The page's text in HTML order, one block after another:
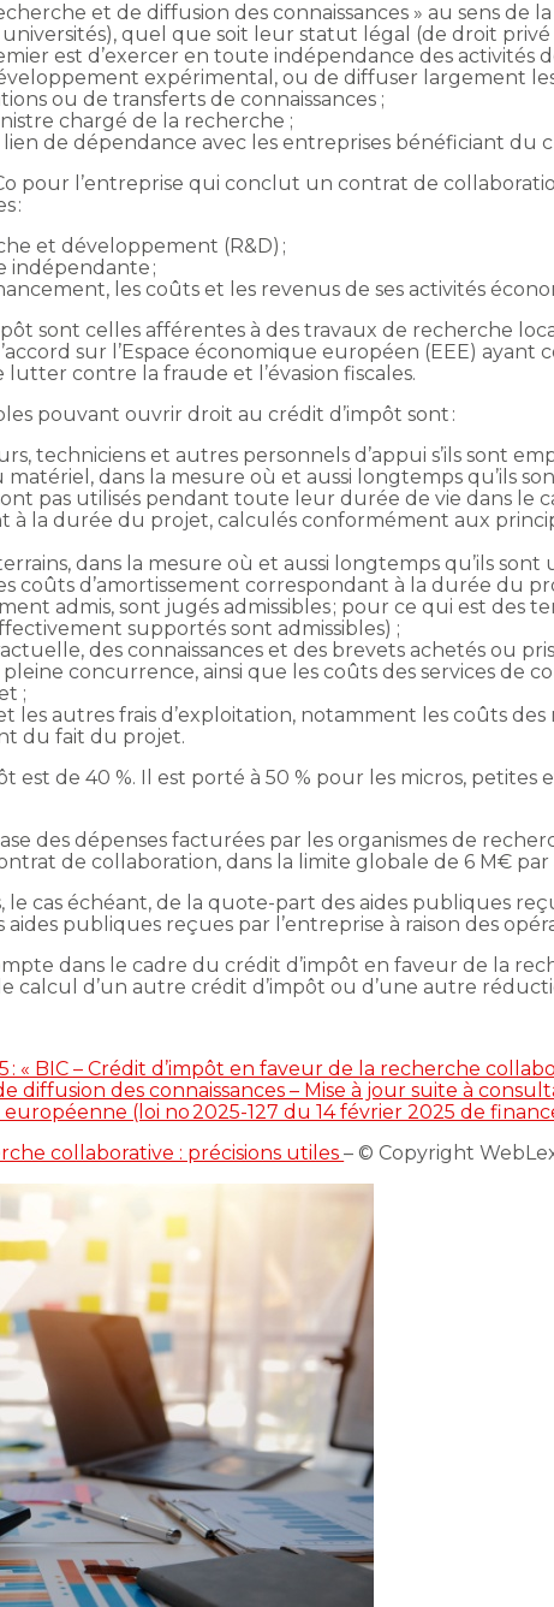
et de diffusion des connaissances » au sens de
universités), quel que soit leur statut légal (de droit
est d’exercer en toute indépendance des activités
expérimental, ou de diffuser largement
ou de transferts de connaissances ;
chargé de la recherche ;
de dépendance avec les entreprises bénéficiant du
pour l’entreprise qui conclut un contrat de
:
et développement (R&D) ;
indépendante ;
les coûts et les revenus de ses activités
sont celles afférentes à des travaux de recherche
sur l’Espace économique européen (EEE)
lutter contre la fraude et l’évasion fiscales.
pouvant ouvrir droit au crédit d’impôt sont :
techniciens et autres personnels d’appui s’ils sont
dans la mesure où et aussi longtemps qu’ils
pas utilisés pendant toute leur durée de vie dans le
à la durée du projet, calculés conformément aux
dans la mesure où et aussi longtemps qu’ils
coûts d’amortissement correspondant à la durée du
admis, sont jugés admissibles ; pour ce qui est des
supportés sont admissibles) ;
des connaissances et des brevets achetés ou
concurrence, ainsi que les coûts des services de
;
les autres frais d’exploitation, notamment les coûts
du fait du projet.
est de 40 %. Il est porté à 50 % pour les micros, petites
des dépenses facturées par les organismes de
de collaboration, dans la limite globale de 6 M€ par
le cas échéant, de la quote-part des aides publiques
publiques reçues par l’entreprise à raison des
dans le cadre du crédit d’impôt en faveur de la
calcul d’un autre crédit d’impôt ou d’une autre
« BIC – Crédit d’impôt en faveur de la recherche
diffusion des connaissances – Mise à jour suite à
(loi no 2025-127 du 14 février 2025 de
collaborative : précisions utiles– © Copyright